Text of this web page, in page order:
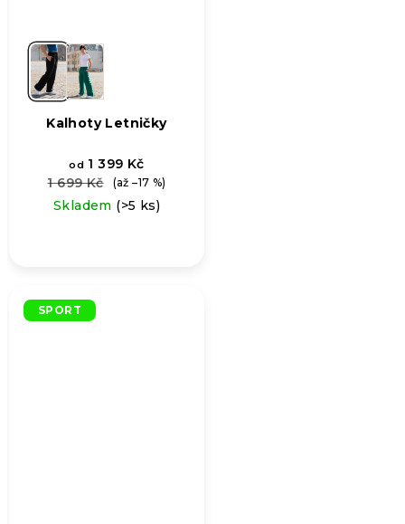
Kalhoty Letničky
od 1 399 Kč
1 699 Kč
(až –17 %)
Skladem (>5 ks)
SPORT